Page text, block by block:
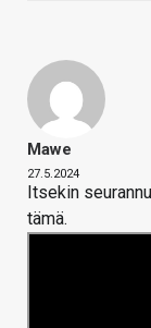
Mawe
27.5.2024
Itsekin
tämä.